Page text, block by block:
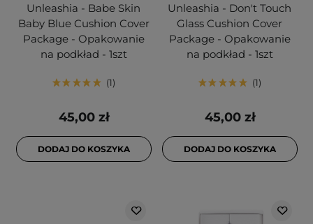
Unleashia - Babe Skin
Baby Blue Cushion Cover
Package - Opakowanie
na podkład - 1szt
1
45,00 zł
DODAJ DO KOSZYKA
Unleashia - Don't Touch
Glass Cushion Cover
Package - Opakowanie
na podkład - 1szt
1
45,00 zł
DODAJ DO KOSZYKA